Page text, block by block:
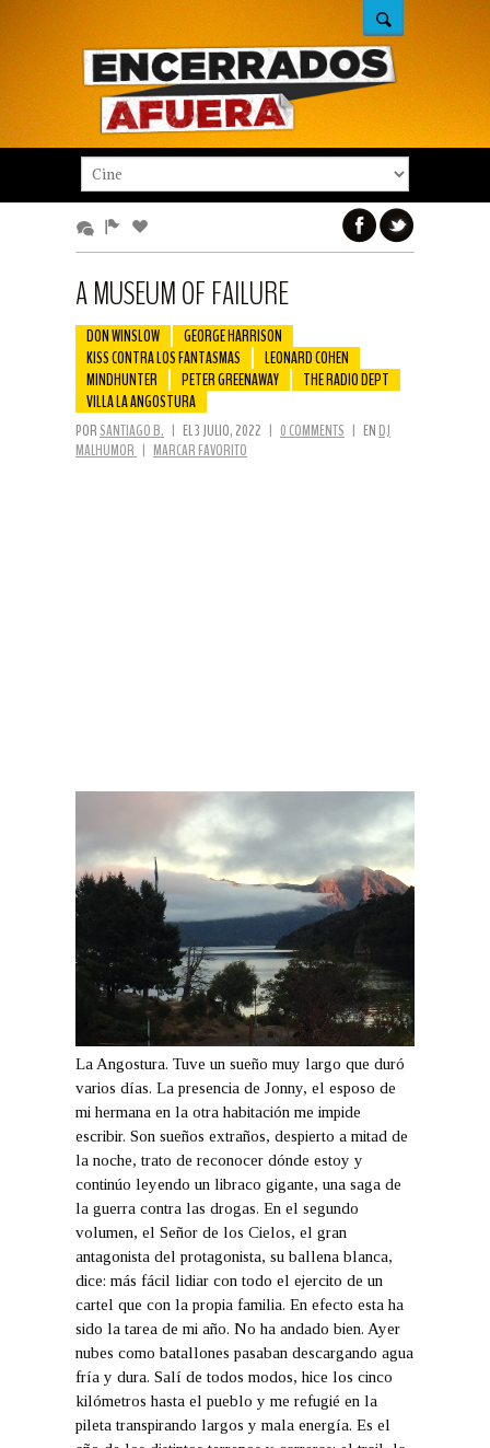
A MUSEUM OF FAILURE
DON WINSLOW
GEORGE HARRISON
KISS CONTRA LOS FANTASMAS
LEONARD COHEN
MINDHUNTER
PETER GREENAWAY
THE RADIO DEPT
VILLA LA ANGOSTURA
PORSANTIAGO B. | EL 3 JULIO, 2022 | 0 COMMENTS | EN DJ
MALHUMOR | MARCAR FAVORITO
La Angostura. Tuve un sueño muy largo que duró
varios días. La presencia de Jonny, el esposo de
mi hermana en la otra habitación me impide
escribir. Son sueños extraños, despierto a mitad de
la noche, trato de reconocer dónde estoy y
continúo leyendo un libraco gigante, una saga de
la guerra contra las drogas. En el segundo
volumen, el Señor de los Cielos, el gran
antagonista del protagonista, su ballena blanca,
dice: más fácil lidiar con todo el ejercito de un
cartel que con la propia familia. En efecto esta ha
sido la tarea de mi año. No ha andado bien. Ayer
nubes como batallones pasaban descargando agua
fría y dura. Salí de todos modos, hice los cinco
kilómetros hasta el pueblo y me refugié en la
pileta transpirando largos y mala energía. Es el